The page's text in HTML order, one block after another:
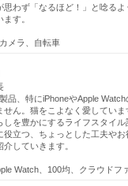
思わず「なるほど！」と唸る
ます。
メラ、自転車
品、特にiPhoneやApple
せん。猫をこよなく愛していま
しを豊かにするライフスタイ
役立つ、ちょっとした工夫や
介していきます。
Watch、100均、クラウドフ